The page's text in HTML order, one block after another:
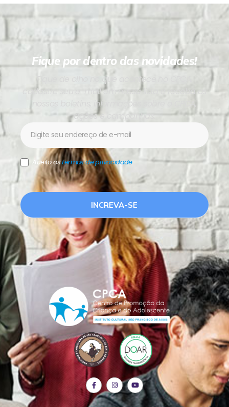
Fique por dentro das novidades!
Fique de olho no que acontece no CPCA,
cadastre seu e-mail em nossa lista e receba os
nossos boletins, informações sobre o CPCA,
ações e campanhas.
Aceito ostermos de privacidade.
INCREVA-SE